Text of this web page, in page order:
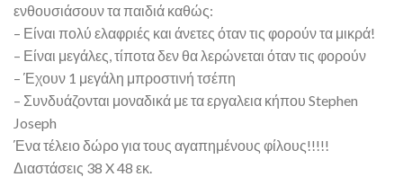
ενθουσιάσουν τα παιδιά καθώς:
– Είναι πολύ ελαφριές και άνετες όταν τις φορούν τα μικρά!
– Είναι μεγάλες, τίποτα δεν θα λερώνεται όταν τις φορούν
– Έχουν 1 μεγάλη μπροστινή τσέπη
– Συνδυάζονται μοναδικά με τα εργαλεια κήπου Stephen
Joseph
Ένα τέλειο δώρο για τους αγαπημένους φίλους!!!!!
Διαστάσεις 38 X 48 εκ.